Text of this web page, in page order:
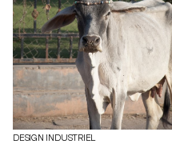
DESIGN INDUSTRIEL